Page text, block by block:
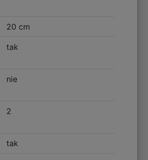
20 cm
tak
nie
2
tak